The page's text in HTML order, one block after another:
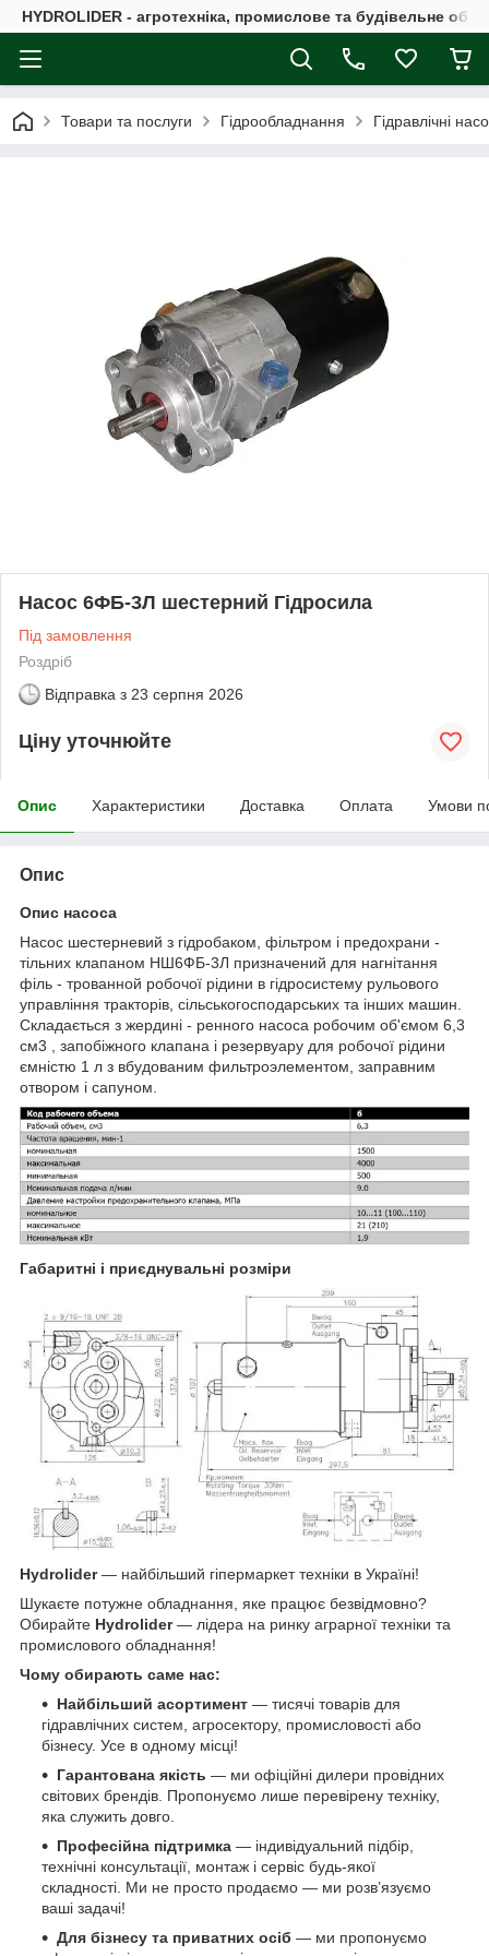
HYDROLIDER - агротехніка, промислове та будівельне
Товари та послуги Гідрообладнання Гідравлічні
Насос 6ФБ-3Л шестерний Гідросила
Під замовлення
Роздріб
Відправка з 23 серпня 2026
Ціну уточнюйте
Опис Характеристики Доставка Оплата Умови
Опис
Опис насоса
Насос шестерневий з гідробаком, фільтром і предохрани -
тільних клапаном НШ6ФБ-3Л призначений для нагнітання
філь - трованной робочої рідини в гідросистему рульового
управління тракторів, сільськогосподарських та інших машин.
Складається з жердині - ренного насоса робочим об'ємом 6,3
см3 , запобіжного клапана і резервуару для робочої рідини
ємністю 1 л з вбудованим фильтроэлементом, заправним
отвором і сапуном.
Габаритні і приєднувальні розміри
Hydrolider— найбільший гіпермаркет техніки в Україні!
Шукаєте потужне обладнання, яке працює безвідмовно?
Обирайте Hydrolider— лідера на ринку аграрної техніки та
промислового обладнання!
Чому обирають саме нас:
Найбільший асортимент — тисячі товарів для
гідравлічних систем, агросектору, промисловості або
бізнесу. Усе в одному місці!
Гарантована якість — ми офіційні дилери провідних
світових брендів. Пропонуємо лише перевірену техніку,
яка служить довго.
Професійна підтримка — індивідуальний підбір,
технічні консультації, монтаж і сервіс будь-якої
складності. Ми не просто продаємо — ми розв’язуємо
ваші задачі!
Для бізнесу та приватних осіб — ми пропонуємо